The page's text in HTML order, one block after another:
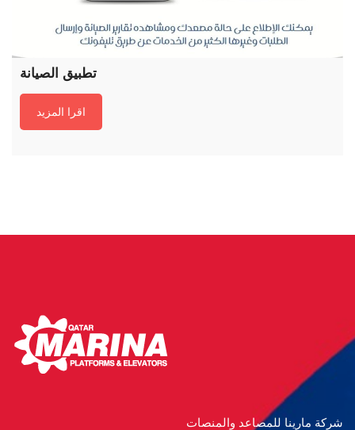
تطبيق الصيانة
اقرا المزيد
شركة مارينا للمصاعد والمنصات